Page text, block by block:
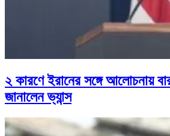
২ কারণে ইরানের সঙ্গে আলোচনায়
জানালেন ভ্যান্স